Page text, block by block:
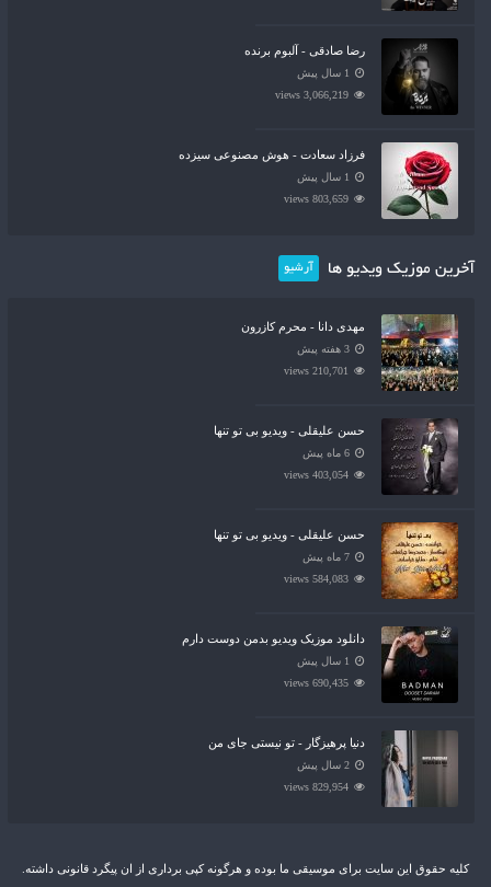
رضا صادقی - آلبوم برنده
1 سال پیش
3,066,219 views
فرزاد سعادت - هوش مصنوعی سیزده
1 سال پیش
803,659 views
آخرین موزیک ویدیو ها آرشیو
مهدی دانا - محرم کازرون
3 هفته پیش
210,701 views
حسن علیقلی - ویدیو بی تو تنها
6 ماه پیش
403,054 views
حسن علیقلی - ویدیو بی تو تنها
7 ماه پیش
584,083 views
دانلود موزیک ویدیو بدمن دوست دارم
1 سال پیش
690,435 views
دنیا پرهیزگار - تو نیستی جای من
2 سال پیش
829,954 views
کلیه حقوق این سایت برای موسیقی ما بوده و هرگونه کپی برداری از ان پیگرد قانونی داشته.